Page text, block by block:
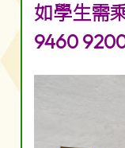
如學生需
9460